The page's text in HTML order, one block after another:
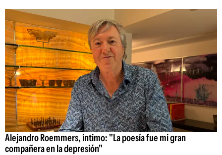
Alejandro Roemmers, íntimo: "La poesía fue mi gran
compañera en la depresión"